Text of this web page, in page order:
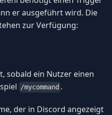
er ausgeführt wird. Die
zur Verfügung:
sobald ein Nutzer einen
/mycommand .
der in Discord angezeigt